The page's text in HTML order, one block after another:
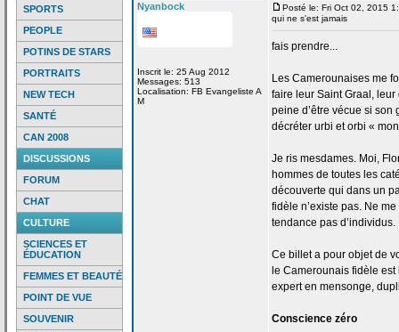
SPORTS
PEOPLE
POTINS DE STARS
PORTRAITS
NEW TECH
SANTÉ
CAN 2008
DISCUSSIONS
FORUM
CHAT
CULTURE
SCIENCES ET
ÉDUCATION
FEMMES ET BEAUTÉ
POINT DE VUE
SOUVENIR
Nyanbock
Inscrit le: 25 Aug 2012
Messages: 513
Localisation: FB Evangeliste A
M
Posté le: Fri Oct 02, 2015
qui ne s'est jamais
fais prendre...
Les Camerounaises me
faire leur Saint Graal,
peine d’être vécue si
décréter urbi et orbi «
Je ris mesdames. Moi,
hommes de toutes les
découverte qui dans un
fidèle n’existe pas. Ne
tendance pas d’individus.
Ce billet a pour objet de
le Camerounais fidèle
expert en mensonge,
Conscience zéro